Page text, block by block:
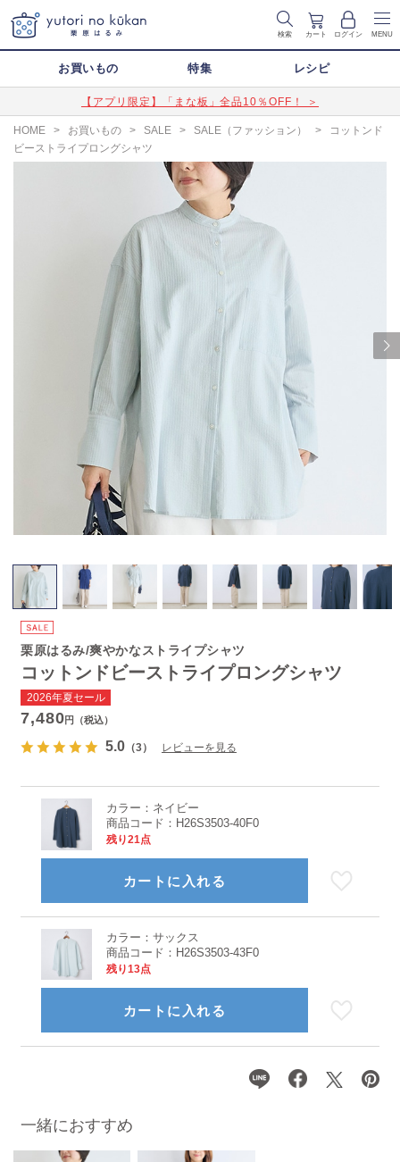
検索 カート ログイン MENU
お買いもの 特集 レシピ
【アプリ限定】「まな板」全品10％OFF！ ＞
HOME > お買いもの > SALE > SALE（ファッション） >
コットンド
ビーストライプロングシャツ
Next
一緒におすすめ
コットンドビーストライプロングシャツ
栗原はるみ/爽やかなストライプシャツ
2026年夏セール
7,480円（税込）
5.0（3） レビューを見る
カラー： ネイビー
商品コード： H26S3503-40F0
残り21点
カートに入れる
カラー：サックス
商品コード： H26S3503-43F0
残り13点
カートに入れる